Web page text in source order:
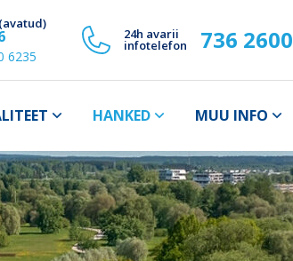
6235
24h avarii
infotelefon 736 2600
HANKED MUU INFO